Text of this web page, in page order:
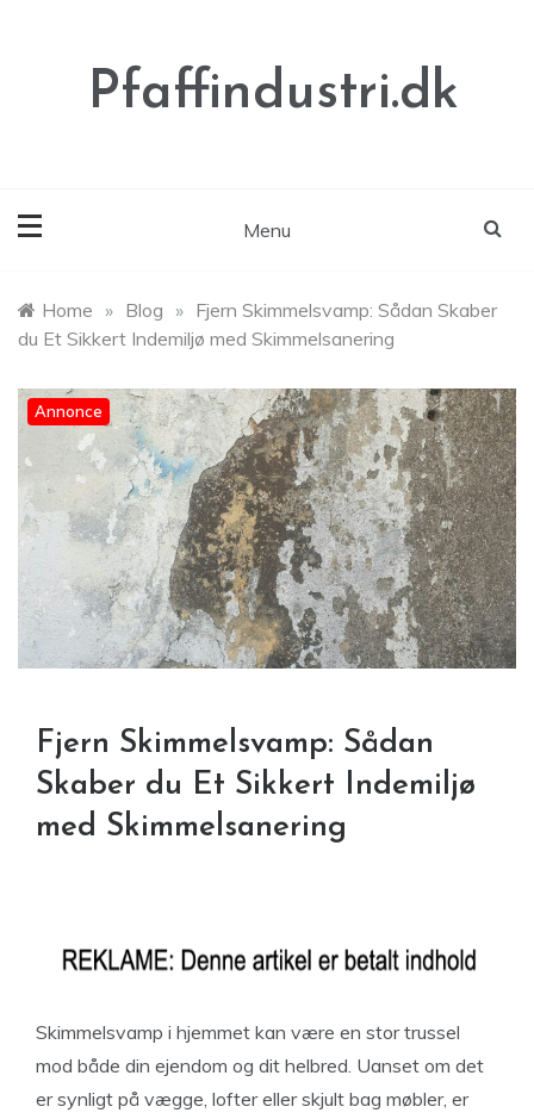
Pfaffindustri.dk
Menu
Home » Blog » Fjern Skimmelsvamp: Sådan Skaber
du Et Sikkert Indemiljø med Skimmelsanering
Annonce
Fjern Skimmelsvamp: Sådan
Skaber du Et Sikkert Indemiljø
med Skimmelsanering
Skimmelsvamp i hjemmet kan være en stor trussel
mod både din ejendom og dit helbred. Uanset om det
er synligt på vægge, lofter eller skjult bag møbler, er